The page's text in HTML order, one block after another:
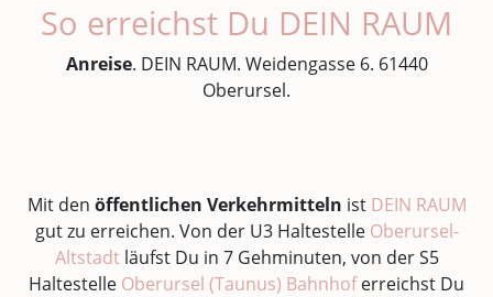
So erreichst Du DEIN RAUM
Anreise. DEIN RAUM. Weidengasse 6. 61440
Oberursel.
Mit den öffentlichen Verkehrmitteln ist DEIN RAUM
gut zu erreichen. Von der U3 Haltestelle Oberursel-
Altstadt läufst Du in 7 Gehminuten, von der S5
Haltestelle Oberursel (Taunus) Bahnhoferreichst Du